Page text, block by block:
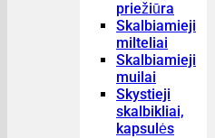
priežiūra
Skalbiamieji
milteliai
Skalbiamieji
muilai
Skystieji
skalbikliai,
kapsulės